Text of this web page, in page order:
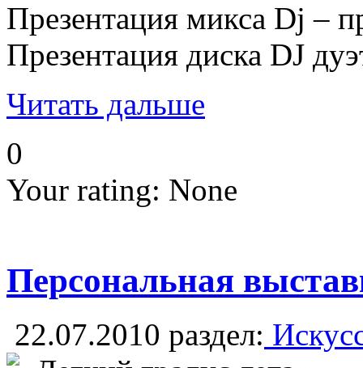
Презентация микса Dj –
Презентация диска DJ
Читать дальше
0
Your rating: None
Персональная
22.07.2010 раздел: